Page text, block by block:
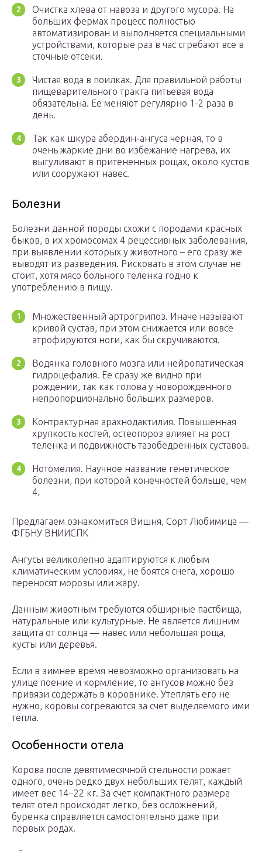
Очистка хлева от навоза и другого мусора. На
больших фермах процесс полностью
автоматизирован и выполняется специальными
устройствами, которые раз в час сгребают все в
сточные отсеки.
Чистая вода в поилках. Для правильной работы
пищеварительного тракта питьевая вода
обязательна. Ее меняют регулярно 1-2 раза в
день.
Так как шкура абердин-ангуса черная, то в
очень жаркие дни во избежание нагрева, их
выгуливают в притененных рощах, около кустов
или сооружают навес.
Болезни
Болезни данной породы схожи с породами красных
быков, в их хромосомах 4 рецессивных заболевания,
при выявлении которых у животного – его сразу же
выводят из разведения. Рисковать в этом случае не
стоит, хотя мясо больного теленка годно к
употреблению в пищу.
Множественный артрогрипоз. Иначе называют
кривой сустав, при этом снижается или вовсе
атрофируются ноги, как бы скручиваются.
Водянка головного мозга или нейропатическая
гидроцефалия. Ее сразу же видно при
рождении, так как голова у новорожденного
непропорционально больших размеров.
Контрактурная арахнодактилия. Повышенная
хрупкость костей, остеопороз влияет на рост
теленка и подвижность тазобедренных суставов.
Нотомелия. Научное название генетическое
болезни, при которой конечностей больше, чем
4.
Предлагаем ознакомиться Вишня, Сорт Любимица —
ФГБНУ ВНИИСПК
Ангусы великолепно адаптируются к любым
климатическим условиях, не боятся снега, хорошо
переносят морозы или жару.
Данным животным требуются обширные пастбища,
натуральные или культурные. Не является лишним
защита от солнца — навес или небольшая роща,
кусты или деревья.
Если в зимнее время невозможно организовать на
улице поение и кормление, то ангусов можно без
привязи содержать в коровнике. Утеплять его не
нужно, коровы согреваются за счет выделяемого ими
тепла.
Особенности отела
Корова после девятимесячной стельности рожает
одного, очень редко двух небольших телят, каждый
имеет вес 14−22 кг. За счет компактного размера
телят отел происходят легко, без осложнений,
буренка справляется самостоятельно даже при
первых родах.